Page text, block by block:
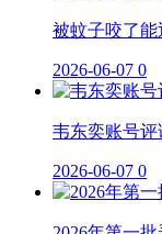
被蚊子咬了
2026-06-07 0
韦东奕账号评
2026-06-07 0